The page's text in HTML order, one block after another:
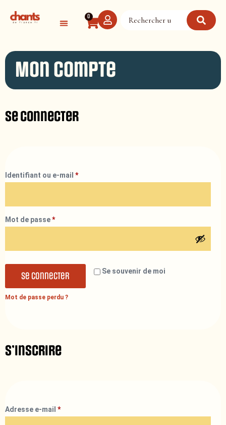
0
Mon compte
Se connecter
Identifiant ou e-mail *
Mot de passe*
Se souvenir de moi
Se connecter
Mot de passe perdu ?
S’inscrire
Adresse e-mail *